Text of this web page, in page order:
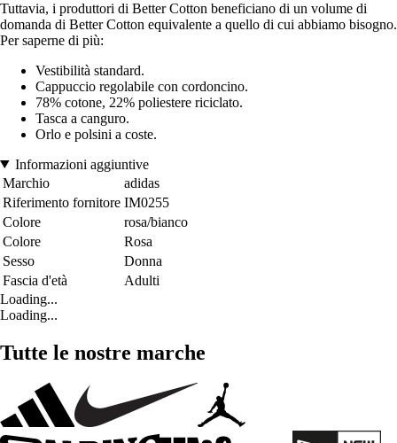
Tuttavia, i produttori di Better Cotton beneficiano di un volume di
domanda di Better Cotton equivalente a quello di cui abbiamo bisogno.
Per saperne di più:
Vestibilità standard.
Cappuccio regolabile con cordoncino.
78% cotone, 22% poliestere riciclato.
Tasca a canguro.
Orlo e polsini a coste.
Informazioni aggiuntive
Marchio
adidas
Riferimento fornitore IM0255
Colore
rosa/bianco
Colore
Rosa
Sesso
Donna
Fascia d'età
Adulti
Loading...
Loading...
Tutte le nostre marche